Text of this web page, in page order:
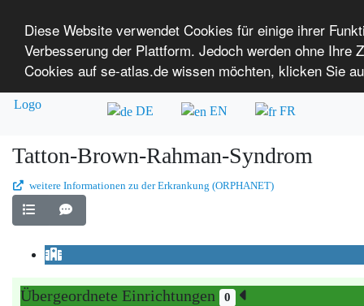
Diese Website verwendet Cookies für einige ihrer
Verbesserung der Plattform. Jedoch werden ohne Ihre
Cookies auf se-atlas.de wissen möchten, klicken Sie
SE-ATLAS
Versorgungsatlas für Menschen
Überblick über Einrichtungen Über uns
DE EN FR
Tatton-Brown-Rahman-Syndrom
weitere Informationen zu der Erkrankung (ORPHANET)
Übergeordnete Einrichtungen 0